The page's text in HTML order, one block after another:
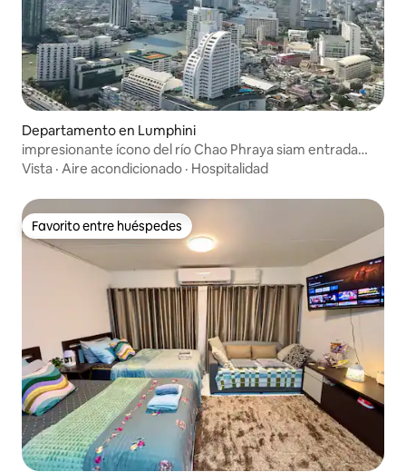
Departamento en Lumphini
impresionante ícono del río Chao Phraya siam entrada
gratuita a la piscina
Vista · Aire acondicionado · Hospitalidad
Favorito entre huéspedes
Favorito entre huéspedes